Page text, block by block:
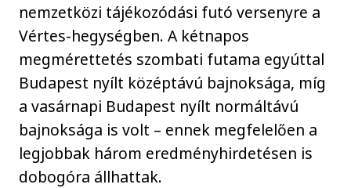
nemzetközi tájékozódási futó versenyre a
Vértes-hegységben. A kétnapos
megmérettetés szombati futama egyúttal
Budapest nyílt középtávú bajnoksága, míg
a vasárnapi Budapest nyílt normáltávú
bajnoksága is volt – ennek megfelelően a
legjobbak három eredményhirdetésen is
dobogóra állhattak.